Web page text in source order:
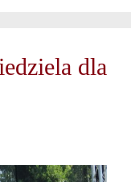
dla